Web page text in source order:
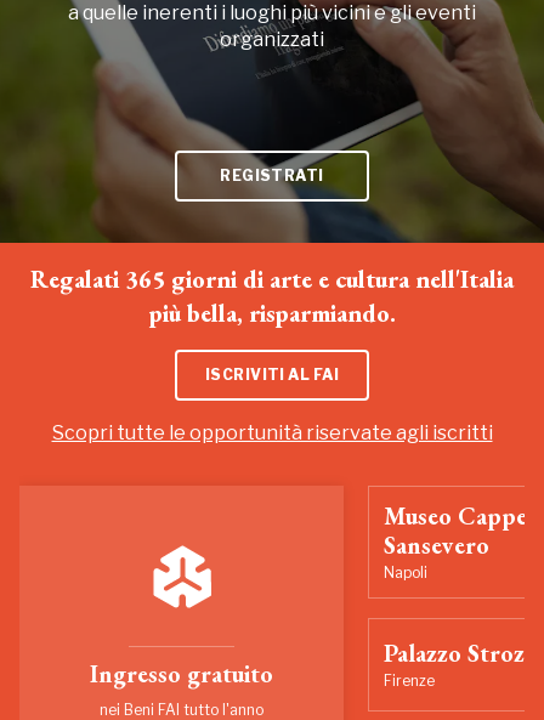
a quelle inerenti i luoghi più vicini e gli eventi
organizzati
REGISTRATI
Regalati 365 giorni di arte e cultura nell'Italia
più bella, risparmiando.
ISCRIVITI AL FAI
Scopri tutte le opportunità riservate agli iscritti
Ingresso gratuito
nei Beni FAI tutto l'anno
Museo
Sansevero
Napoli
Palazzo Strozzi
Firenze